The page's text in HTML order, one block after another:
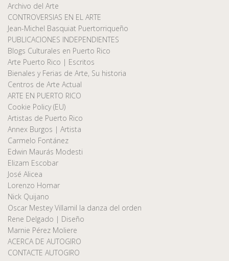
Archivo del Arte
CONTROVERSIAS EN EL ARTE
Jean-Michel Basquiat Puertorriqueño
PUBLICACIONES INDEPENDIENTES
Blogs Culturales en Puerto Rico
Arte Puerto Rico | Escritos
Bienales y Ferias de Arte, Su historia
Centros de Arte Actual
ARTE EN PUERTO RICO
Cookie Policy (EU)
Artistas de Puerto Rico
Annex Burgos | Artista
Carmelo Fontánez
Edwin Maurás Modesti
Elizam Escobar
José Alicea
Lorenzo Homar
Nick Quijano
Oscar Mestey Villamil la danza del orden
Rene Delgado | Diseño
Marnie Pérez Moliere
ACERCA DE AUTOGIRO
CONTACTE AUTOGIRO